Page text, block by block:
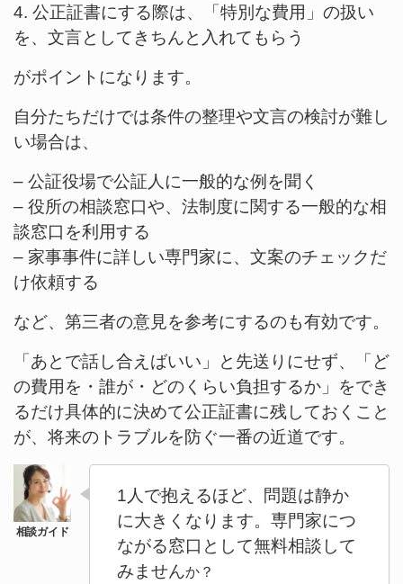
4. 公正証書にする際は、「特別な費用」の扱い
を、文言としてきちんと入れてもらう
がポイントになります。
自分たちだけでは条件の整理や文言の検討が難し
い場合は、
– 公証役場で公証人に一般的な例を聞く
– 役所の相談窓口や、法制度に関する一般的な相
談窓口を利用する
– 家事事件に詳しい専門家に、文案のチェックだ
け依頼する
など、第三者の意見を参考にするのも有効です。
「あとで話し合えばいい」と先送りにせず、「ど
の費用を・誰が・どのくらい負担するか」をでき
るだけ具体的に決めて公正証書に残しておくこと
が、将来のトラブルを防ぐ一番の近道です。
1人で抱えるほど、問題は静か
に大きくなります。専門家につ
ながる窓口として無料相談して
みませんか？